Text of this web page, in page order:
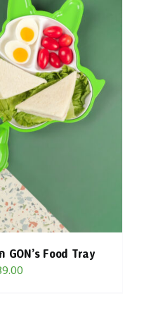
Food Tray
Current